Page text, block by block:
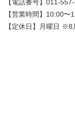
【電話番号】011-
【営業時間】10:00〜
【定休日】月曜日